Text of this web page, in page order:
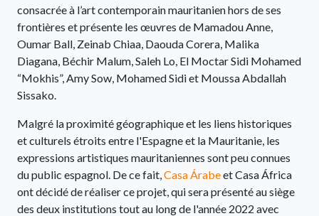
consacrée à l’art contemporain mauritanien hors de ses
frontières et présente les œuvres de Mamadou Anne,
Oumar Ball, Zeinab Chiaa, Daouda Corera, Malika
Diagana, Béchir Malum, Saleh Lo, El Moctar Sidi Mohamed
“Mokhis”, Amy Sow, Mohamed Sidi et Moussa Abdallah
Sissako.
Malgré la proximité géographique et les liens historiques
et culturels étroits entre l'Espagne et la Mauritanie, les
expressions artistiques mauritaniennes sont peu connues
du public espagnol. De ce fait, Casa Árabeet Casa África
ont décidé de réaliser ce projet, qui sera présenté au siège
des deux institutions tout au long de l'année 2022 avec